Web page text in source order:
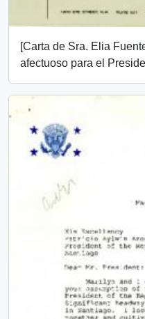
[Carta de Sra. Elia
afectuoso para el